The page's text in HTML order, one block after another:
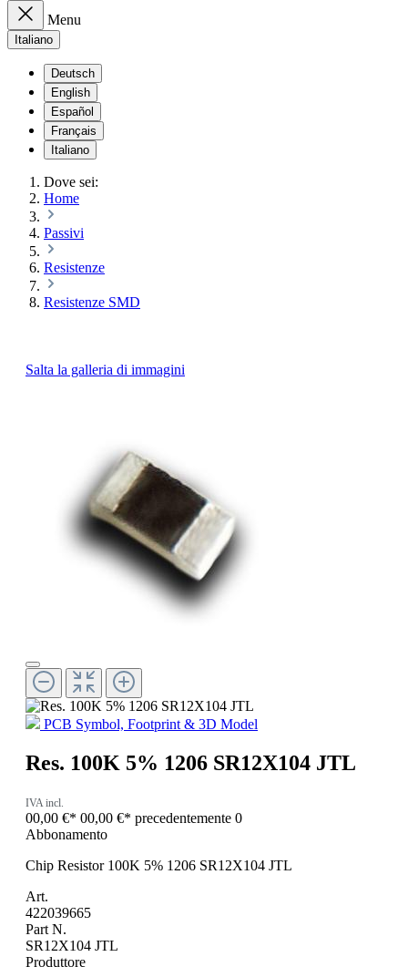
Menu
Italiano
Deutsch
English
Español
Français
Italiano
Dove sei:
Home
Passivi
Resistenze
Resistenze SMD
Salta la galleria di immagini
PCB Symbol, Footprint & 3D Model
Res. 100K 5% 1206 SR12X104 JTL
IVA incl.
00,00 €* 00,00 €* precedentemente 0
Abbonamento
Chip Resistor 100K 5% 1206 SR12X104 JTL
Art.
422039665
Part N.
SR12X104 JTL
Produttore